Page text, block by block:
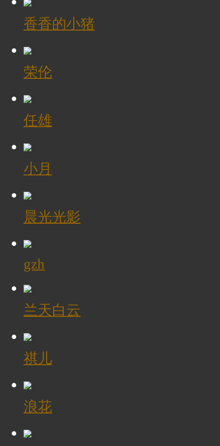
香香的小猪
荣伦
任雄
小月
晨光光影
gzh
兰天白云
祺儿
浪花